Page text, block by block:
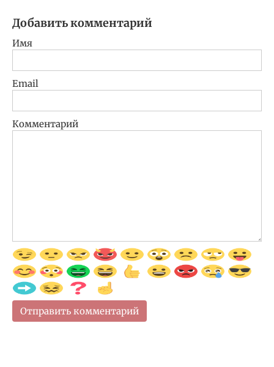
Добавить комментарий
Имя
Email
Комментарий